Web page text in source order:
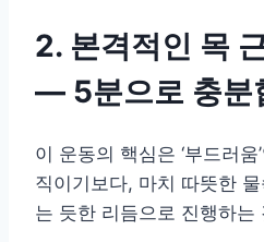
2. 본격적인 목
— 5분으로 충분
이 운동의 핵심은 ‘부드러
직이기보다, 마치 따뜻한
는 듯한 리듬으로 진행하는